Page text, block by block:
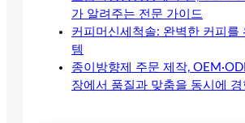
가 알려주는 전문 가이드
커피머신세척솔: 완벽한 커피를
템
종이방향제 주문 제작,
장에서 품질과 맞춤을 동시에 경